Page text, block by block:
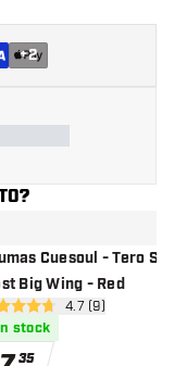
+2
de deseos
Cuesoul - Tero
Big Wing - Red
abrir panel de
estrellas de puntuación
4.7 (9)
stock
35